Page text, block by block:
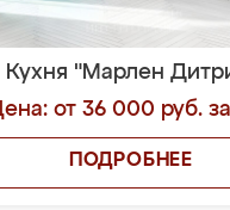
Кухня "Марлен
от 36 000 руб.
ПОДРОБНЕЕ